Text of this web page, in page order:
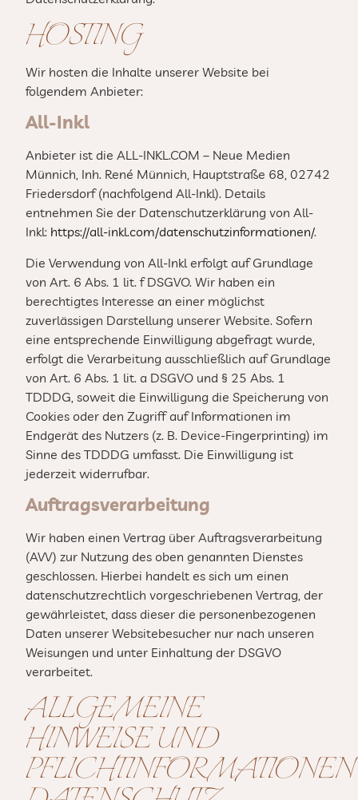
HOSTING
Wir hosten die Inhalte unserer Website bei
folgendem Anbieter:
All-Inkl
Anbieter ist die ALL-INKL.COM – Neue Medien
Münnich, Inh. René Münnich, Hauptstraße 68, 02742
Friedersdorf (nachfolgend All-Inkl). Details
entnehmen Sie der Datenschutzerklärung von All-
Inkl: https://all-inkl.com/datenschutzinformationen/.
Die Verwendung von All-Inkl erfolgt auf Grundlage
von Art. 6 Abs. 1 lit. f DSGVO. Wir haben ein
berechtigtes Interesse an einer möglichst
zuverlässigen Darstellung unserer Website. Sofern
eine entsprechende Einwilligung abgefragt wurde,
erfolgt die Verarbeitung ausschließlich auf Grundlage
von Art. 6 Abs. 1 lit. a DSGVO und § 25 Abs. 1
TDDDG, soweit die Einwilligung die Speicherung von
Cookies oder den Zugriff auf Informationen im
Endgerät des Nutzers (z. B. Device-Fingerprinting) im
Sinne des TDDDG umfasst. Die Einwilligung ist
jederzeit widerrufbar.
Auftragsverarbeitung
Wir haben einen Vertrag über Auftragsverarbeitung
(AVV) zur Nutzung des oben genannten Dienstes
geschlossen. Hierbei handelt es sich um einen
datenschutzrechtlich vorgeschriebenen Vertrag, der
gewährleistet, dass dieser die personenbezogenen
Daten unserer Websitebesucher nur nach unseren
Weisungen und unter Einhaltung der DSGVO
verarbeitet.
ALLGEMEINE
HINWEISE UND
PFLICHTINFORMATIONEN